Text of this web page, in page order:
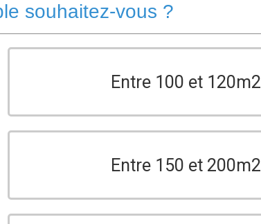
souhaitez-vous ?
Entre 100 et 120m2
Entre 150 et 200m2